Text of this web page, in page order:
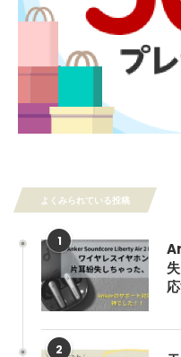
よくみられている投稿
1
2